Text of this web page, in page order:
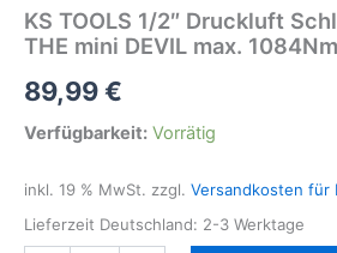
KS TOOLS 1/2″ Druckluft
THE mini DEVIL max. 1084Nm
89,99€
Verfügbarkeit: Vorrätig
inkl. 19 % MwSt. zzgl. Versandkosten für
Lieferzeit Deutschland: 2-3 Werktage